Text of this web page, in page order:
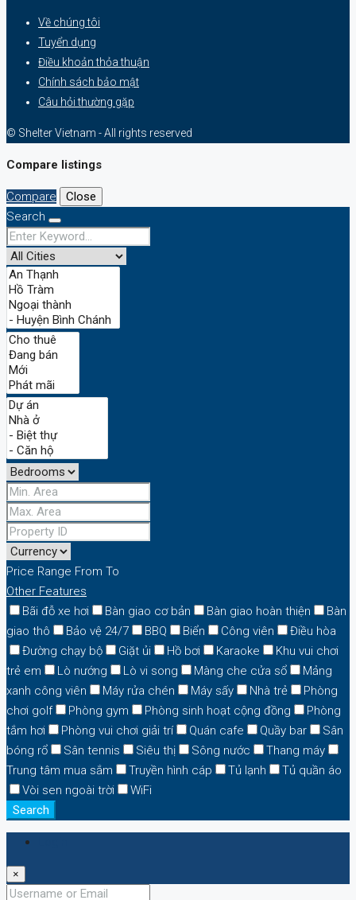
Về chúng tôi
Tuyển dụng
Điều khoản thỏa thuận
Chính sách bảo mật
Câu hỏi thường gặp
© Shelter Vietnam - All rights reserved
Compare listings
Compare
Close
Search
Price Range From To
Other Features
Bãi đỗ xe hơi
Bàn giao cơ bản Bàn giao hoàn thiện
Bàn
giao thô
Bảo vệ 24/7 BBQ Biển Công viên
Điều hòa
Đường chạy bộ
Giặt ủi Hồ bơi Karaoke
Khu vui chơi
trẻ em
Lò nướng Lò vi song Màng che cửa sổ
Mảng
xanh công viên
Máy rửa chén Máy sấy Nhà trẻ
Phòng
chơi golf
Phòng gym Phòng sinh hoạt cộng đồng
Phòng
tắm hơi
Phòng vui chơi giải trí Quán cafe Quầy bar
Sân
bóng rổ
Sân tennis Siêu thị Sông nước
Thang máy
Trung tâm mua sắm
Truyền hình cáp Tủ lạnh
Tủ quần áo
Vòi sen ngoài trời
WiFi
Search
×